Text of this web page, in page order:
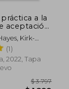
$
a la
aceptación
Kirk-
Valero
Virues
(1)
2022, Tapa